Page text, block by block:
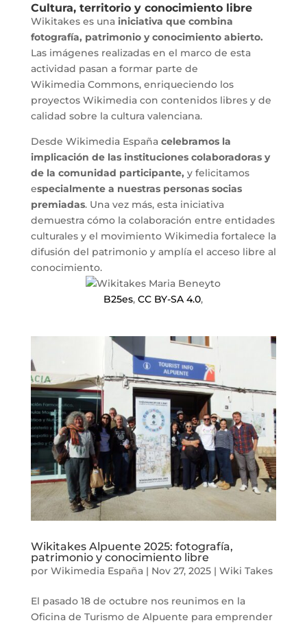
Cultura, territorio y conocimiento libre
Wikitakes es una iniciativa que combina
fotografía, patrimonio y conocimiento abierto.
Las imágenes realizadas en el marco de esta
actividad pasan a formar parte de
Wikimedia Commons, enriqueciendo los
proyectos Wikimedia con contenidos libres y de
calidad sobre la cultura valenciana.
Desde Wikimedia España celebramos la
implicación de las instituciones colaboradoras y
de la comunidad participante, y felicitamos
especialmente a nuestras personas socias
premiadas. Una vez más, esta iniciativa
demuestra cómo la colaboración entre entidades
culturales y el movimiento Wikimedia fortalece la
difusión del patrimonio y amplía el acceso libre al
conocimiento.
B25es,CC BY-SA 4.0,
Wikitakes Alpuente 2025: fotografía,
patrimonio y conocimiento libre
por Wikimedia España| Nov 27, 2025| Wiki Takes
El pasado 18 de octubre nos reunimos en la
Oficina de Turismo de Alpuente para emprender